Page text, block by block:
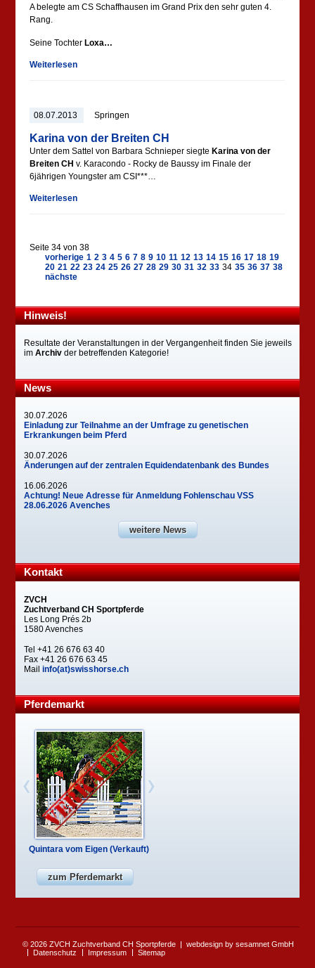
A belegte am CS Schaffhausen im Grand Prix den sehr guten 4.
Rang.
Seine Tochter Loxa…
Weiterlesen
08.07.2013 Springen
Karina von der Breiten CH
Unter dem Sattel von Barbara Schnieper siegte Karina von der
Breiten CH v. Karacondo - Rocky de Baussy im Finale der
6jährigen Youngster am CSI***…
Weiterlesen
Seite 34 von 38
vorherige 1 2 3 4 5 6 7 8 9 10 11 12 13 14 15 16 17 18 19
20 21 22 23 24 25 26 27 28 29 30 31 32 33 34 35 36 37 38
nächste
Hinweis!
Resultate der Veranstaltungen in der Vergangenheit finden Sie jeweils
imArchiv der betreffenden Kategorie!
News
30.07.2026
Einladung zur Teilnahme an der Umfrage zu genetischen
Erkrankungen beim Pferd
30.07.2026
Änderungen auf der zentralen Equidendatenbank des Bundes
16.06.2026
Achtung! Neue Adresse für Anmeldung Fohlenschau VSS
28.06.2026 Avenches
weitere News
Kontakt
ZVCH
Zuchtverband CH Sportpferde
Les Long Prés 2b
1580 Avenches
Tel +41 26 676 63 40
Fax +41 26 676 63 45
Mailinfo(at)swisshorse.ch
Pferdemarkt
Quintara vom Eigen (Verkauft)
zum Pferdemarkt
© 2026 ZVCH Zuchtverband CH Sportpferde
Datenschutz
Impressum Sitemap
webdesign by sesamnet GmbH